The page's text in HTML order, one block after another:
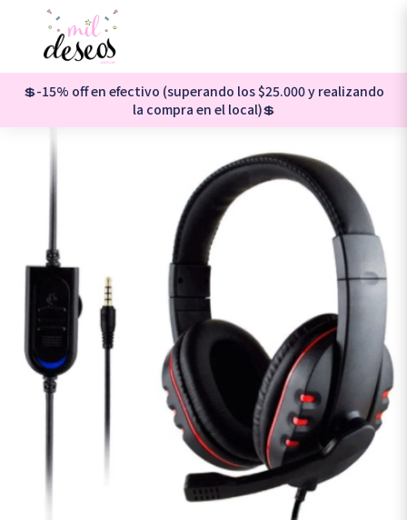
💲-15% off en efectivo (superando los $25.000 y realizando
la compra en el local)💲